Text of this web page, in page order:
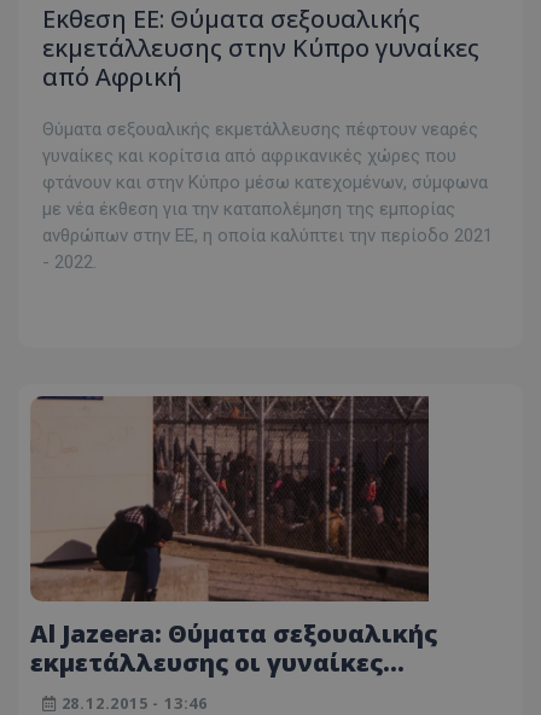
Eκθεση ΕΕ: Θύματα σεξουαλικής
εκμετάλλευσης στην Κύπρο γυναίκες
από Αφρική
Θύματα σεξουαλικής εκμετάλλευσης πέφτουν νεαρές
γυναίκες και κορίτσια από αφρικανικές χώρες που
φτάνουν και στην Κύπρο μέσω κατεχομένων, σύμφωνα
με νέα έκθεση για την καταπολέμηση της εμπορίας
ανθρώπων στην ΕΕ, η οποία καλύπτει την περίοδο 2021
- 2022.
Al Jazeera: Θύματα σεξουαλικής
εκμετάλλευσης οι γυναίκες
πρόσφυγες στην Ελλάδα
28.12.2015 - 13:46